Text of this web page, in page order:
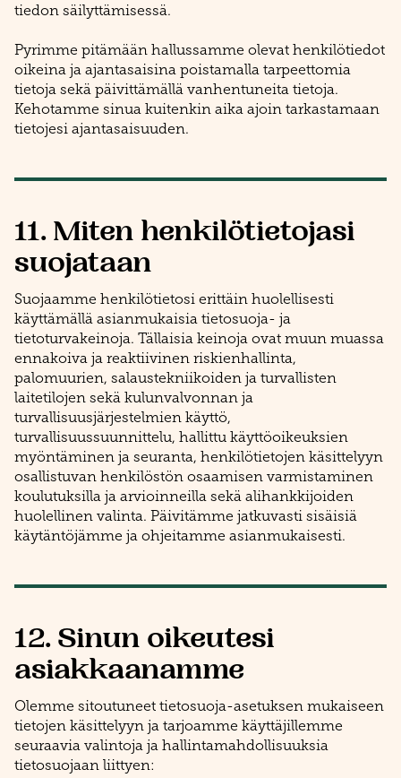
tiedon säilyttämisessä.
​​​​​​​Pyrimme pitämään hallussamme olevat henkilötiedot
oikeina ja ajantasaisina poistamalla tarpeettomia
tietoja sekä päivittämällä vanhentuneita tietoja.
Kehotamme sinua kuitenkin aika ajoin tarkastamaan
tietojesi ajantasaisuuden.
11. Miten henkilötietojasi
suojataan
Suojaamme henkilötietosi erittäin huolellisesti
käyttämällä asianmukaisia tietosuoja- ja
tietoturvakeinoja. Tällaisia keinoja ovat muun muassa
ennakoiva ja reaktiivinen riskienhallinta,
palomuurien, salaustekniikoiden ja turvallisten
laitetilojen sekä kulunvalvonnan ja
turvallisuusjärjestelmien käyttö,
turvallisuussuunnittelu, hallittu käyttöoikeuksien
myöntäminen ja seuranta, henkilötietojen käsittelyyn
osallistuvan henkilöstön osaamisen varmistaminen
koulutuksilla ja arvioinneilla sekä alihankkijoiden
huolellinen valinta. Päivitämme jatkuvasti sisäisiä
käytäntöjämme ja ohjeitamme asianmukaisesti.​​​​​​​
12. Sinun oikeutesi
asiakkaanamme
Olemme sitoutuneet tietosuoja-asetuksen mukaiseen
tietojen käsittelyyn ja tarjoamme käyttäjillemme
seuraavia valintoja ja hallintamahdollisuuksia
tietosuojaan liittyen: